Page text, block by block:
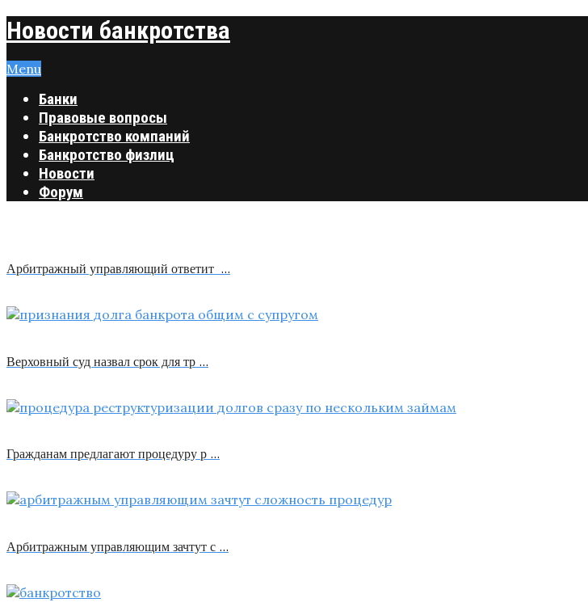
Новости банкротства
Menu
Банки
Правовые вопросы
Банкротство компаний
Банкротство физлиц
Новости
Форум
Арбитражный управляющий ответит …
Верховный суд назвал срок для тр …
Гражданам предлагают процедуру р …
Арбитражным управляющим зачтут с …